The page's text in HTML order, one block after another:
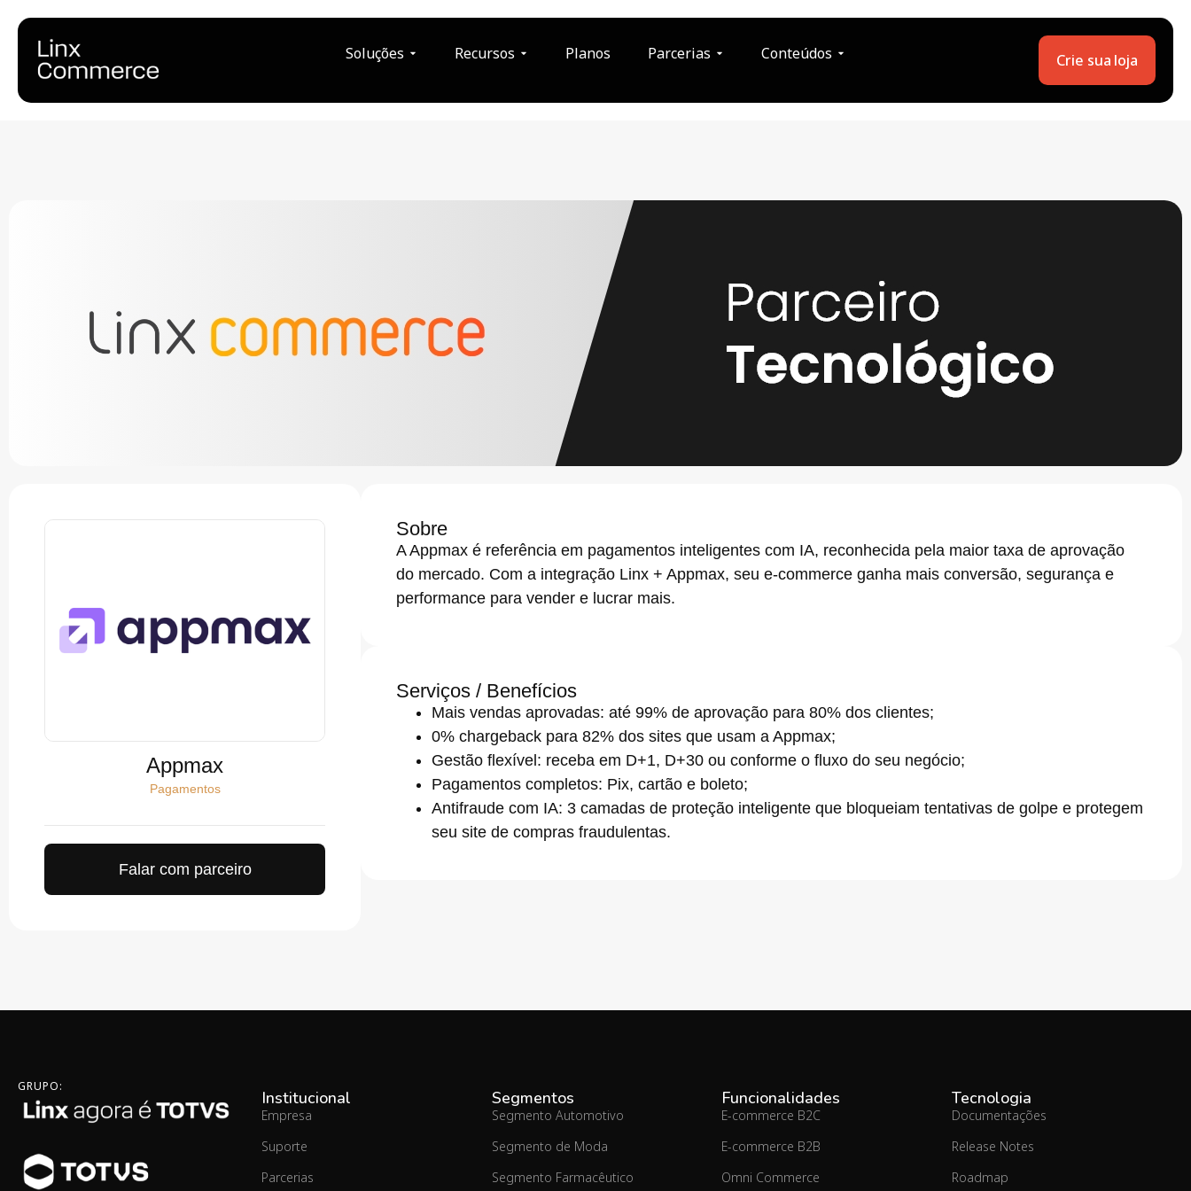
Soluções Recursos Planos Parcerias Conteúdos Crie sua loja
Appmax
Pagamentos
Falar com parceiro
Sobre
A Appmax é referência em pagamentos inteligentes com IA, reconhecida pela maior taxa de aprovação
do mercado. Com a integração Linx + Appmax, seu e-commerce ganha mais conversão, segurança e
performance para vender e lucrar mais.
Serviços / Benefícios
Mais vendas aprovadas: até 99% de aprovação para 80% dos clientes;
0% chargeback para 82% dos sites que usam a Appmax;
Gestão flexível: receba em D+1, D+30 ou conforme o fluxo do seu negócio;
Pagamentos completos: Pix, cartão e boleto;
Antifraude com IA: 3 camadas de proteção inteligente que bloqueiam tentativas de golpe e protegem
seu site de compras fraudulentas.
GRUPO:
Institucional
Empresa
Suporte
Parcerias
Segmentos
Segmento Automotivo
Segmento de Moda
Segmento Farmacêutico
Funcionalidades
E-commerce B2C
E-commerce B2B
Omni Commerce
Tecnologia
Documentações
Release Notes
Roadmap